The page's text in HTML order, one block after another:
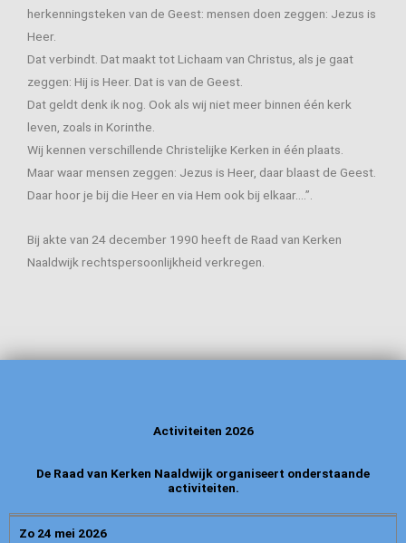
herkenningsteken van de Geest: mensen doen zeggen: Jezus is
Heer.
Dat verbindt. Dat maakt tot Lichaam van Christus, als je gaat
zeggen: Hij is Heer. Dat is van de Geest.
Dat geldt denk ik nog. Ook als wij niet meer binnen één kerk
leven, zoals in Korinthe.
Wij kennen verschillende Christelijke Kerken in één plaats.
Maar waar mensen zeggen: Jezus is Heer, daar blaast de Geest.
Daar hoor je bij die Heer en via Hem ook bij elkaar….”.
Bij akte van 24 december 1990 heeft de Raad van Kerken
Naaldwijk rechtspersoonlijkheid verkregen.
Activiteiten 2026
De Raad van Kerken Naaldwijk organiseert onderstaande
activiteiten.
Zo 24 mei 2026